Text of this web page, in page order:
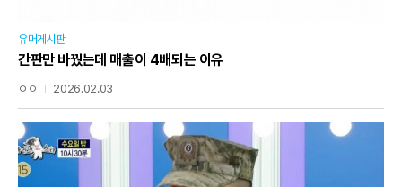
유머게시판
간판만 바꿨는데 매출이 4배되는 이유
ㅇㅇ 2026.02.03